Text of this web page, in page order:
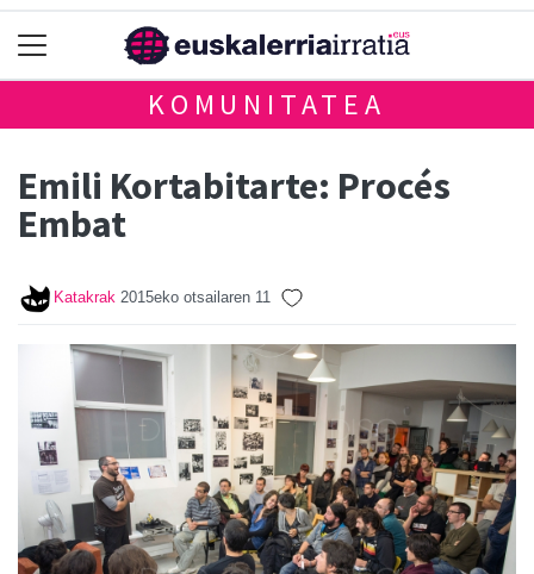
KOMUNITATEA
Emili Kortabitarte: Procés
Embat
Katakrak 2015eko otsailaren 11